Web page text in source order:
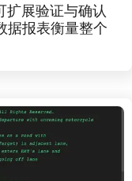
扩展验证与确认
据报表衡量整个